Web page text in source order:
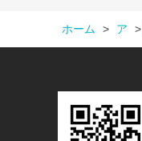
ホーム > ア >